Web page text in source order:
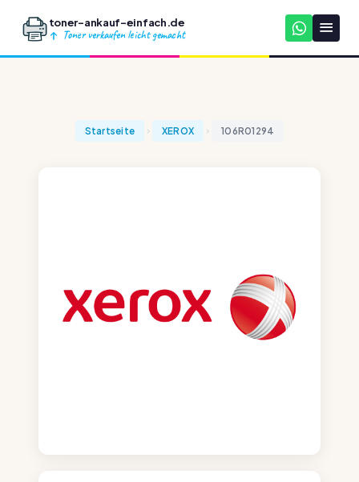
toner-ankauf-einfach.de
Toner verkaufen leicht gemacht
Startseite XEROX 106R01294